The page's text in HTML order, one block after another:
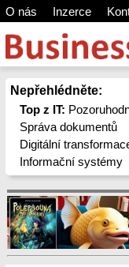
O nás Inzerce
Nepřehlédněte:
Top z IT:
Správa dokumentů
Digitální
Informační systémy